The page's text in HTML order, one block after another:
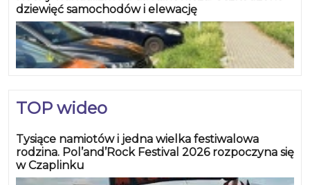
dziewięć samochodów i elewację
TOP wideo
Tysiące namiotów i jedna wielka festiwalowa
rodzina. Pol’and’Rock Festival 2026 rozpoczyna się
w Czaplinku